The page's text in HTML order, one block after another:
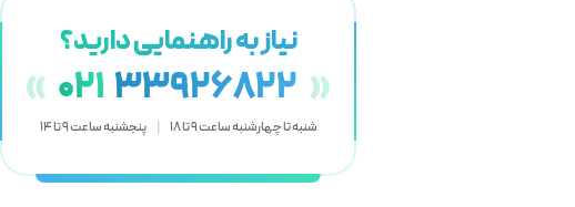
نیاز به راهنمایی دارید؟
« 021 33926822 »
شنبه تا چهارشنبه ساعت 9 تا 18 | پنجشنبه ساعت 9 تا 14